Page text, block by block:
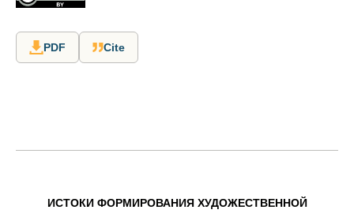
PDF Cite
ИСТОКИ ФОРМИРОВАНИЯ ХУДОЖЕСТВЕННОЙ